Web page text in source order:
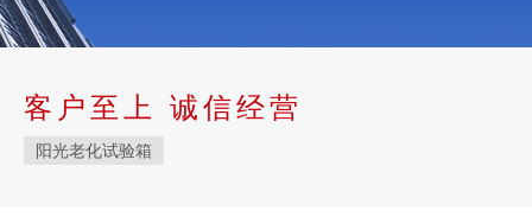
客户至上 诚信经营
阳光老化试验箱